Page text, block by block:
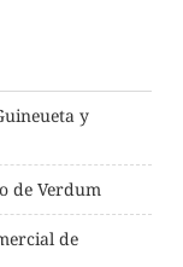
y
de Verdum
de